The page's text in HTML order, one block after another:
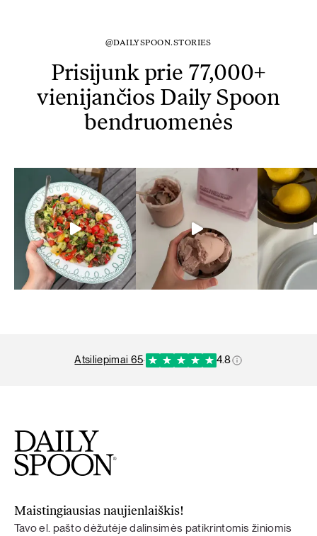
@DAILYSPOON.STORIES
Prisijunk prie 77,000+
vienijančios Daily Spoon
bendruomenės
atsiliepimai 65· 4.8
Maistingiausias naujienlaiškis!
Tavo el. pašto dėžutėje dalinsimės patikrintomis žiniomis